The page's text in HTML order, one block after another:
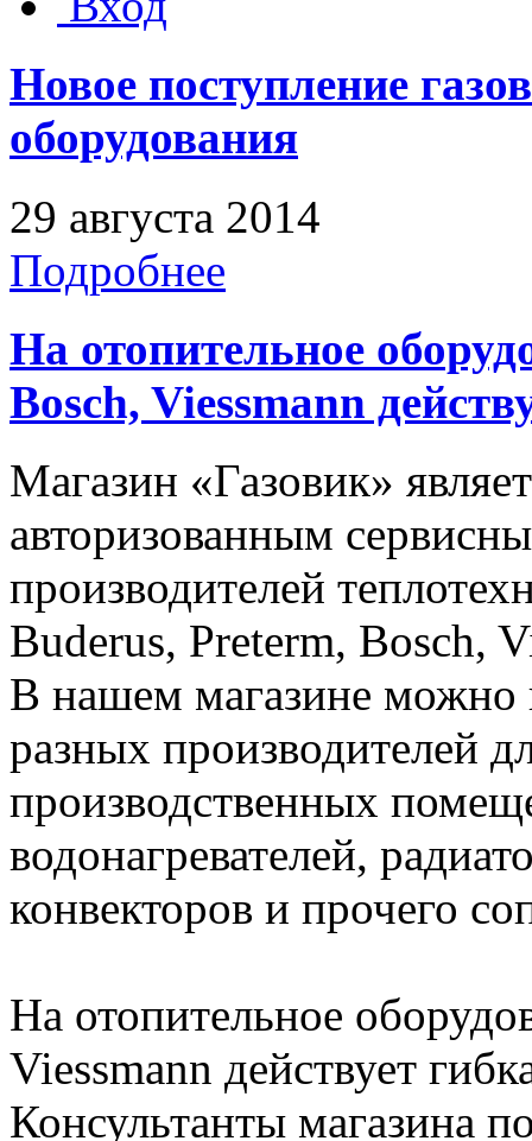
Новое поступление
оборудования
29 августа 2014
Подробнее
На отопительное
Bosch, Viessmann
Магазин «Газовик»
авторизованным
производителей
Buderus, Preterm, Bosch,
В нашем магазине можно
разных производителей
производственных
водонагревателей,
конвекторов и прочего
На отопительное
Viessmann действует
Консультанты магазина